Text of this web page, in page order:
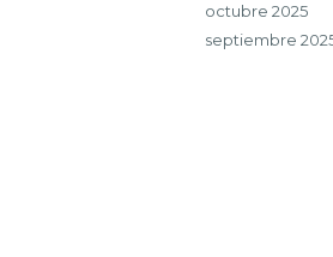
octubre 2025
septiembre